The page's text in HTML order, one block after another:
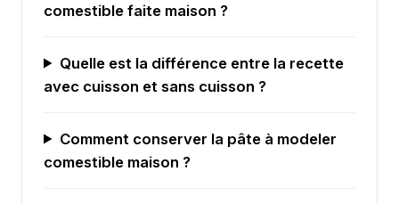
comestible faite maison ?
Quelle est la différence entre la recette
avec cuisson et sans cuisson ?
Comment conserver la pâte à modeler
comestible maison ?